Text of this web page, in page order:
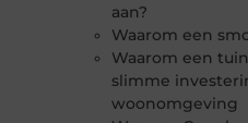
aan?
Waarom een
Waarom een
slimme
woonomgeving